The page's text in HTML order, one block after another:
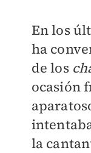
En los
ha
de los
ocasión
la